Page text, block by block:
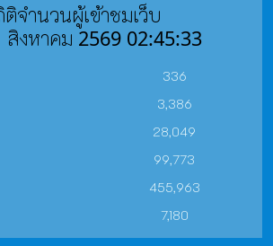
จำนวนผู้เข้าชมเว็บ
สิงหาคม 2569 02:45:33
336
3,386
28,049
99,773
455,963
7,180